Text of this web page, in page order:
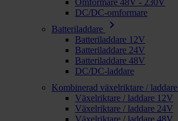
Omformare 48V - 230V
DC/DC-omformare
Batteriladdare
chevron_right
Batteriladdare 12V
Batteriladdare 24V
Batteriladdare 48V
DC/DC-laddare
Kombinerad växelriktare / laddare
Växelriktare / laddare 12V
Växelriktare / laddare 24V
Växelriktare / laddare 48V